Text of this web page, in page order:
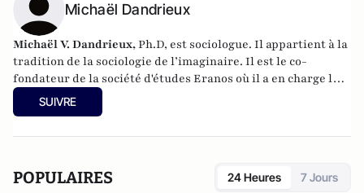
Michaël Dandrieux
Michaël V. Dandrieux,Ph.D, est sociologue. Il appartient à la
tradition de la sociologie de l’imaginaire. Il est le co-
fondateur de la société d'études Eranos où il a en charge le
développement des activités d'études des mutations
sociétales. Il est directeur du Lab de
SUIVRE
POPULAIRES 24 Heures 7 Jours